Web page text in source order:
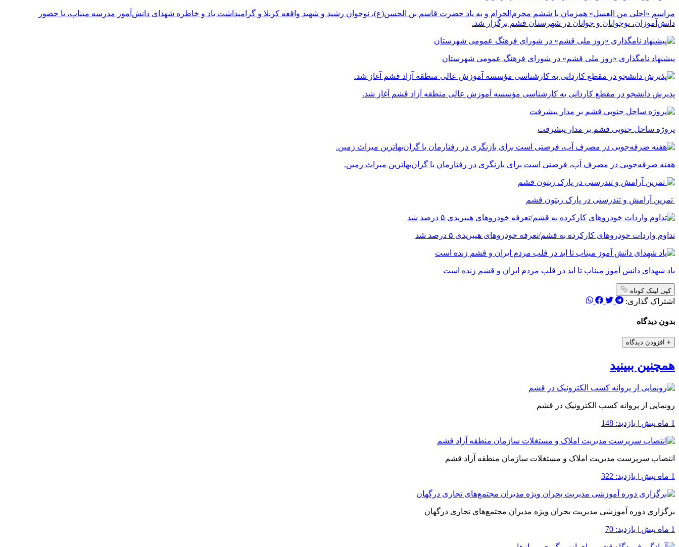
مراسم «احلی من العسل» همزمان با ششم محرم‌الحرام و به یاد حضرت قاسم بن الحسن(ع)، نوجوان رشید و شهید واقعه کربلا و گرامیداشت یاد و خاطره شهدای دانش‌آموز مدرسه میناب، با حضور
دانش‌آموزان، نوجوانان و جوانان در شهرستان قشم برگزار شد.
پیشنهاد نامگذاری «روز ملی قشم» در شورای فرهنگ عمومی شهرستان
پذیرش دانشجو در مقطع کاردانی به کارشناسی مؤسسه آموزش عالی منطقه آزاد قشم آغاز شد.
پروژه ساحل جنوبی قشم بر مدار پیشرفت
‌هفته صرفه‌جویی در مصرف آب، فرصتی است برای بازنگری در رفتارمان با گران‌بهاترین میراث زمین.
تمرین آرامش و تندرستی در پارک زیتون قشم
تداوم واردات خودروهای کارکرده به قشم/تعرفه خودروهای هیبریدی ۵ درصد شد
یاد شهدای دانش آموز میناب تا ابد در قلب مردم ایران و قشم زنده است
کپی لینک کوتاه
اشتراک گذاری:
بدون دیدگاه
+ افزودن دیدگاه
همچنین ببینید
رونمایی از پروانه کسب الکترونیک در قشم
1 ماه پیش | بازدید: 148
انتصاب سرپرست مدیریت املاک و مستغلات سازمان منطقه آزاد قشم
1 ماه پیش | بازدید: 322
برگزاری دوره آموزشی مدیریت بحران ویژه مدیران مجتمع‌های تجاری درگهان
1 ماه پیش | بازدید: 70